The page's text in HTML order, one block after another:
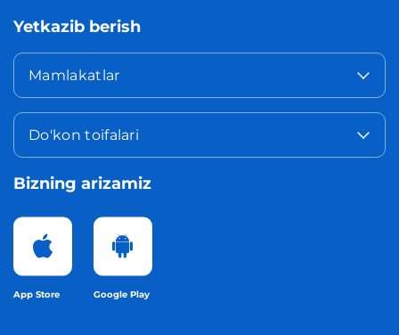
Yetkazib berish
Mamlakatlar
Do'kon toifalari
Bizning arizamiz
App Store Google Play